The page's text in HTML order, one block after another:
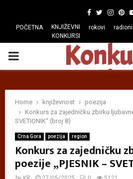
Facebook
Twitter
POČETNA
KNJIŽEVNI
KONKURSI
rokovi
PRIMARY
Home književnost
poezija
Konkurs za zajedničku zbirku
SVETIONIK“ (broj 8)
Crna Gora poezija region
Konkurs za zajedničku
poezije „PJESNIK –